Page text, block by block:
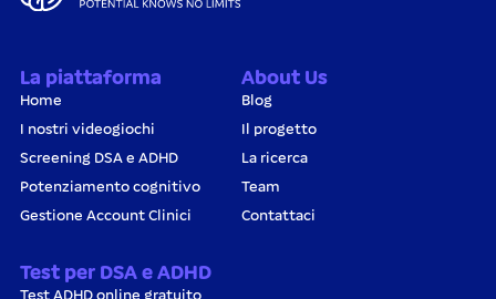
La piattaforma
Home
I nostri videogiochi
Screening DSA e ADHD
Potenziamento cognitivo
Gestione Account Clinici
About Us
Blog
Il progetto
La ricerca
Team
Contattaci
Test per DSA e ADHD